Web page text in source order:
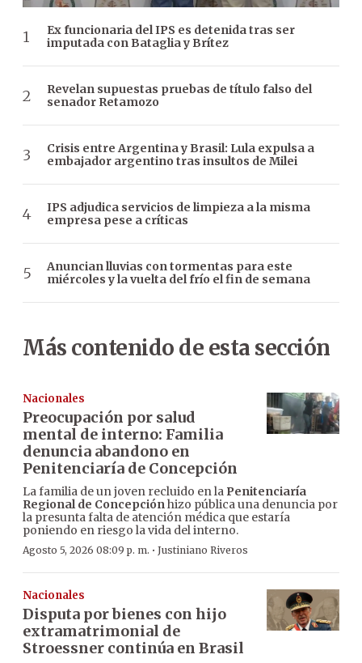
Ex funcionaria del IPS es detenida tras ser
imputada con Bataglia y Brítez
Revelan supuestas pruebas de título falso del
senador Retamozo
Crisis entre Argentina y Brasil: Lula expulsa a
embajador argentino tras insultos de Milei
IPS adjudica servicios de limpieza a la misma
empresa pese a críticas
Anuncian lluvias con tormentas para este
miércoles y la vuelta del frío el fin de semana
Más contenido de esta sección
Nacionales
Preocupación por salud
mental de interno: Familia
denuncia abandono en
Penitenciaría de Concepción
La familia de un joven recluido en la Penitenciaría
Regional de Concepciónhizo pública una denuncia por
la presunta falta de atención médica que estaría
poniendo en riesgo la vida del interno.
Agosto 5, 2026 08:09 p. m. · Justiniano Riveros
Nacionales
Disputa por bienes con hijo
extramatrimonial de
Stroessner continúa en Brasil